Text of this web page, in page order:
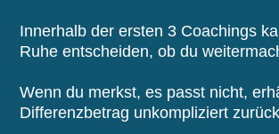
Innerhalb der ersten 3 Coachings
Ruhe entscheiden, ob du
Wenn du merkst, es passt nicht,
Differenzbetrag unkompliziert